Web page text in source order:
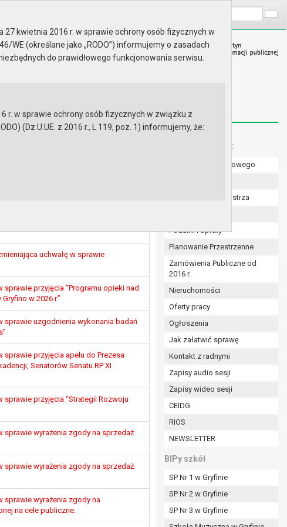
uchwałę w sprawie
sprawie przyjęcia "Programu opieki nad
w 2026 r.”
sprawie uzgodnienia wykonania badań
sprawie przyjęcia apelu do Prezesa
Senatorów Senatu RP XI
sprawie przyjęcia "Strategii Rozwoju
sprawie wyrażenia zgody na sprzedaż
sprawie wyrażenia zgody na sprzedaż
sprawie wyrażenia zgody na
na cele publiczne.
Menu dodatkowe:
Numer konta bankowego
Zarządzenia Burmistrza
Podatki i opłaty
Planowanie Przestrzenne
Zamówienia Publiczne od
2016 r.
Nieruchomości
Oferty pracy
Ogłoszenia
Jak załatwić sprawę
Kontakt z radnymi
Zapisy audio sesji
Zapisy wideo sesji
CEIDG
RIOS
NEWSLETTER
BIPy szkół
SP Nr 1 w Gryfinie
SP Nr 2 w Gryfinie
SP Nr 3 w Gryfinie
kwietnia 2016 r. w sprawie ochrony osób fizycznych w
(określane jako „RODO”) informujemy o zasadach
do prawidłowego funkcjonowania serwisu.
r. w sprawie ochrony osób fizycznych w związku z
(Dz.U.UE. z 2016 r., L 119, poz. 1) informujemy, że:
(Dz.U. z 2017r., poz. 1875 ze zm.) oraz z
wobec Gminy;
administratorowi;
zakresie i celu określonym w treści zgody.
odbiorcom lub kategoriom odbiorców danych
przetwarzania danych osobowych;
z terminami archiwizacji określonymi przez
się do czasu wycofania tej zgody.
niezbędny do realizacji zawartej umowy, a po tym
zgody na przetwarzanie danych po zakończeniu i
z umowy o dofinansowanie zawartej między
kontrolnych.